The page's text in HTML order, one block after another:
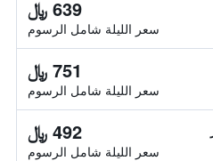
639 ﷼
سعر الليلة شامل الرسوم
751 ﷼
سعر الليلة شامل الرسوم
492 ﷼
سعر الليلة شامل الرسوم